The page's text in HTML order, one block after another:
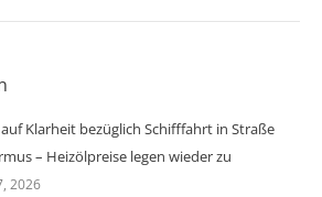
Klarheit bezüglich Schifffahrt in Straße
– Heizölpreise legen wieder zu
2026